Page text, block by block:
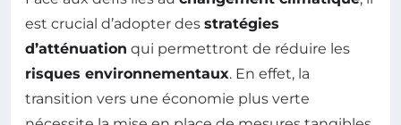
est crucial d’adopter des stratégies
d’atténuation qui permettront de réduire les
risques environnementaux. En effet, la
transition vers une économie plus verte